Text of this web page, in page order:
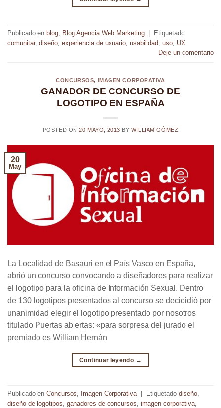
Publicado en blog, Blog Agencia Web Marketing
Etiquetado
comunitar, diseño, experiencia de usuario, usabilidad, uso, UX
Deje un comentario
CONCURSOS, IMAGEN CORPORATIVA
GANADOR DE CONCURSO DE
LOGOTIPO EN ESPAÑA
POSTED ON20 MAYO, 2013 BY WILLIAM GÓMEZ
20
May
La Localidad de Basauri en el País Vasco en España,
abrió un concurso convocando a diseñadores para realizar
el logotipo para la oficina de Información Sexual. Dentro
de 130 logotipos presentados al concurso se decididió por
unanimidad elegir el logotipo presentado por nosotros
titulado Puertas abiertas: «para sorpresa del jurado el
premiado es William Hernán
Continuar leyendo →
Publicado en Concursos, Imagen Corporativa Etiquetado diseño,
diseño de logotipos, ganadores de concursos, imagen corporativa,